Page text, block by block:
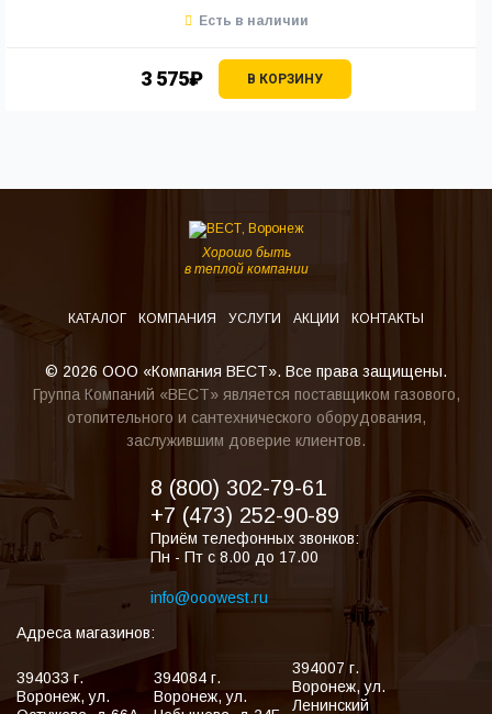
3 575₽ В КОРЗИНУ
Есть в наличии
Хорошо быть
в теплой компании
КАТАЛОГ КОМПАНИЯ УСЛУГИ АКЦИИ КОНТАКТЫ
© 2026 ООО «Компания ВЕСТ». Все права защищены.
Группа Компаний «ВЕСТ» является поставщиком газового,
отопительного и сантехнического оборудования,
заслужившим доверие клиентов.
8 (800) 302-79-61
+7 (473) 252-90-89
Приём телефонных звонков:
Пн - Пт с 8.00 до 17.00
info@ooowest.ru
Адреса магазинов:
394033 г.
Воронеж,ул.
394084 г.
Воронеж,ул.
394007 г.
Воронеж,ул.
Ленинский